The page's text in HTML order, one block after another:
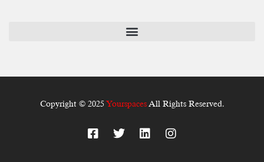
Copyright © 2025 Yourspaces All Rights Reserved.